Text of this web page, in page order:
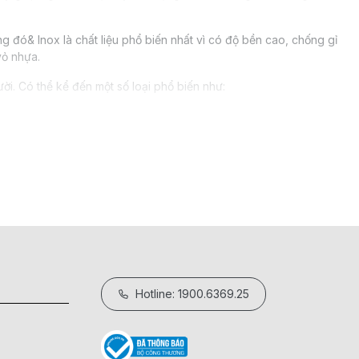
đó& Inox là chất liệu phổ biến nhất vì có độ bền cao, chống gỉ
nhựa.
Có thể kể đến một số loại phổ biến như:
Hoặc để chung cơm thức ăn ở một ngăn và ngăn dưới để
Hotline: 1900.6369.25